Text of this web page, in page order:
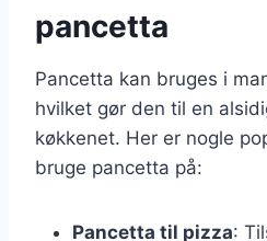
pancetta
Pancetta kan bruges i
hvilket gør den til en
køkkenet. Her er nogle
bruge pancetta på:
Pancetta til pizza: